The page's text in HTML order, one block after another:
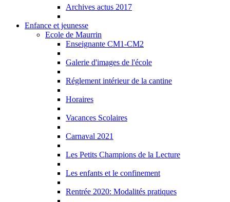
Archives actus 2017
Enfance et jeunesse
Ecole de Maurrin
Enseignante CM1-CM2
Galerie d'images de l'école
Réglement intérieur de la cantine
Horaires
Vacances Scolaires
Carnaval 2021
Les Petits Champions de la Lecture
Les enfants et le confinement
Rentrée 2020: Modalités pratiques